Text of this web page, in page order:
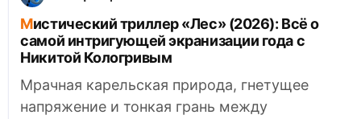
Мистический триллер «Лес» (2026): Всё о
самой интригующей экранизации года с
Никитой Кологривым
Мрачная карельская природа, гнетущее
напряжение и тонкая грань между